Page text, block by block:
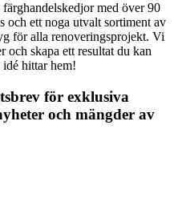
med över 90
och ett noga utvalt sortiment av
för alla renoveringsprojekt. Vi
skapa ett resultat du kan
hittar hem!
för exklusiva
och mängder av